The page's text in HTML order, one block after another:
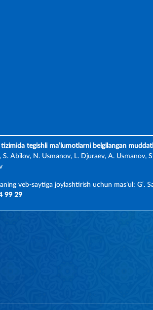
tegishli ma’lumotlarni belgilangan
Abilov, N. Usmanov, L. Djuraev, A. Usmanov,
veb-saytiga joylashtirish uchun mas’ul: G‘.
99 29